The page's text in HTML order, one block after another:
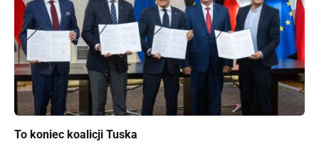
To koniec koalicji Tuska